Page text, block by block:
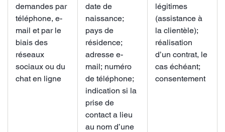
demandes par
téléphone, e-
mail et par le
biais des
réseaux
sociaux ou du
chat en ligne
date de
naissance;
pays de
résidence;
adresse e-
mail; numéro
de téléphone;
indication si la
prise de
contact a lieu
au nom d’une
légitimes
(assistance à
la clientèle);
réalisation
d’un contrat, le
cas échéant;
consentement